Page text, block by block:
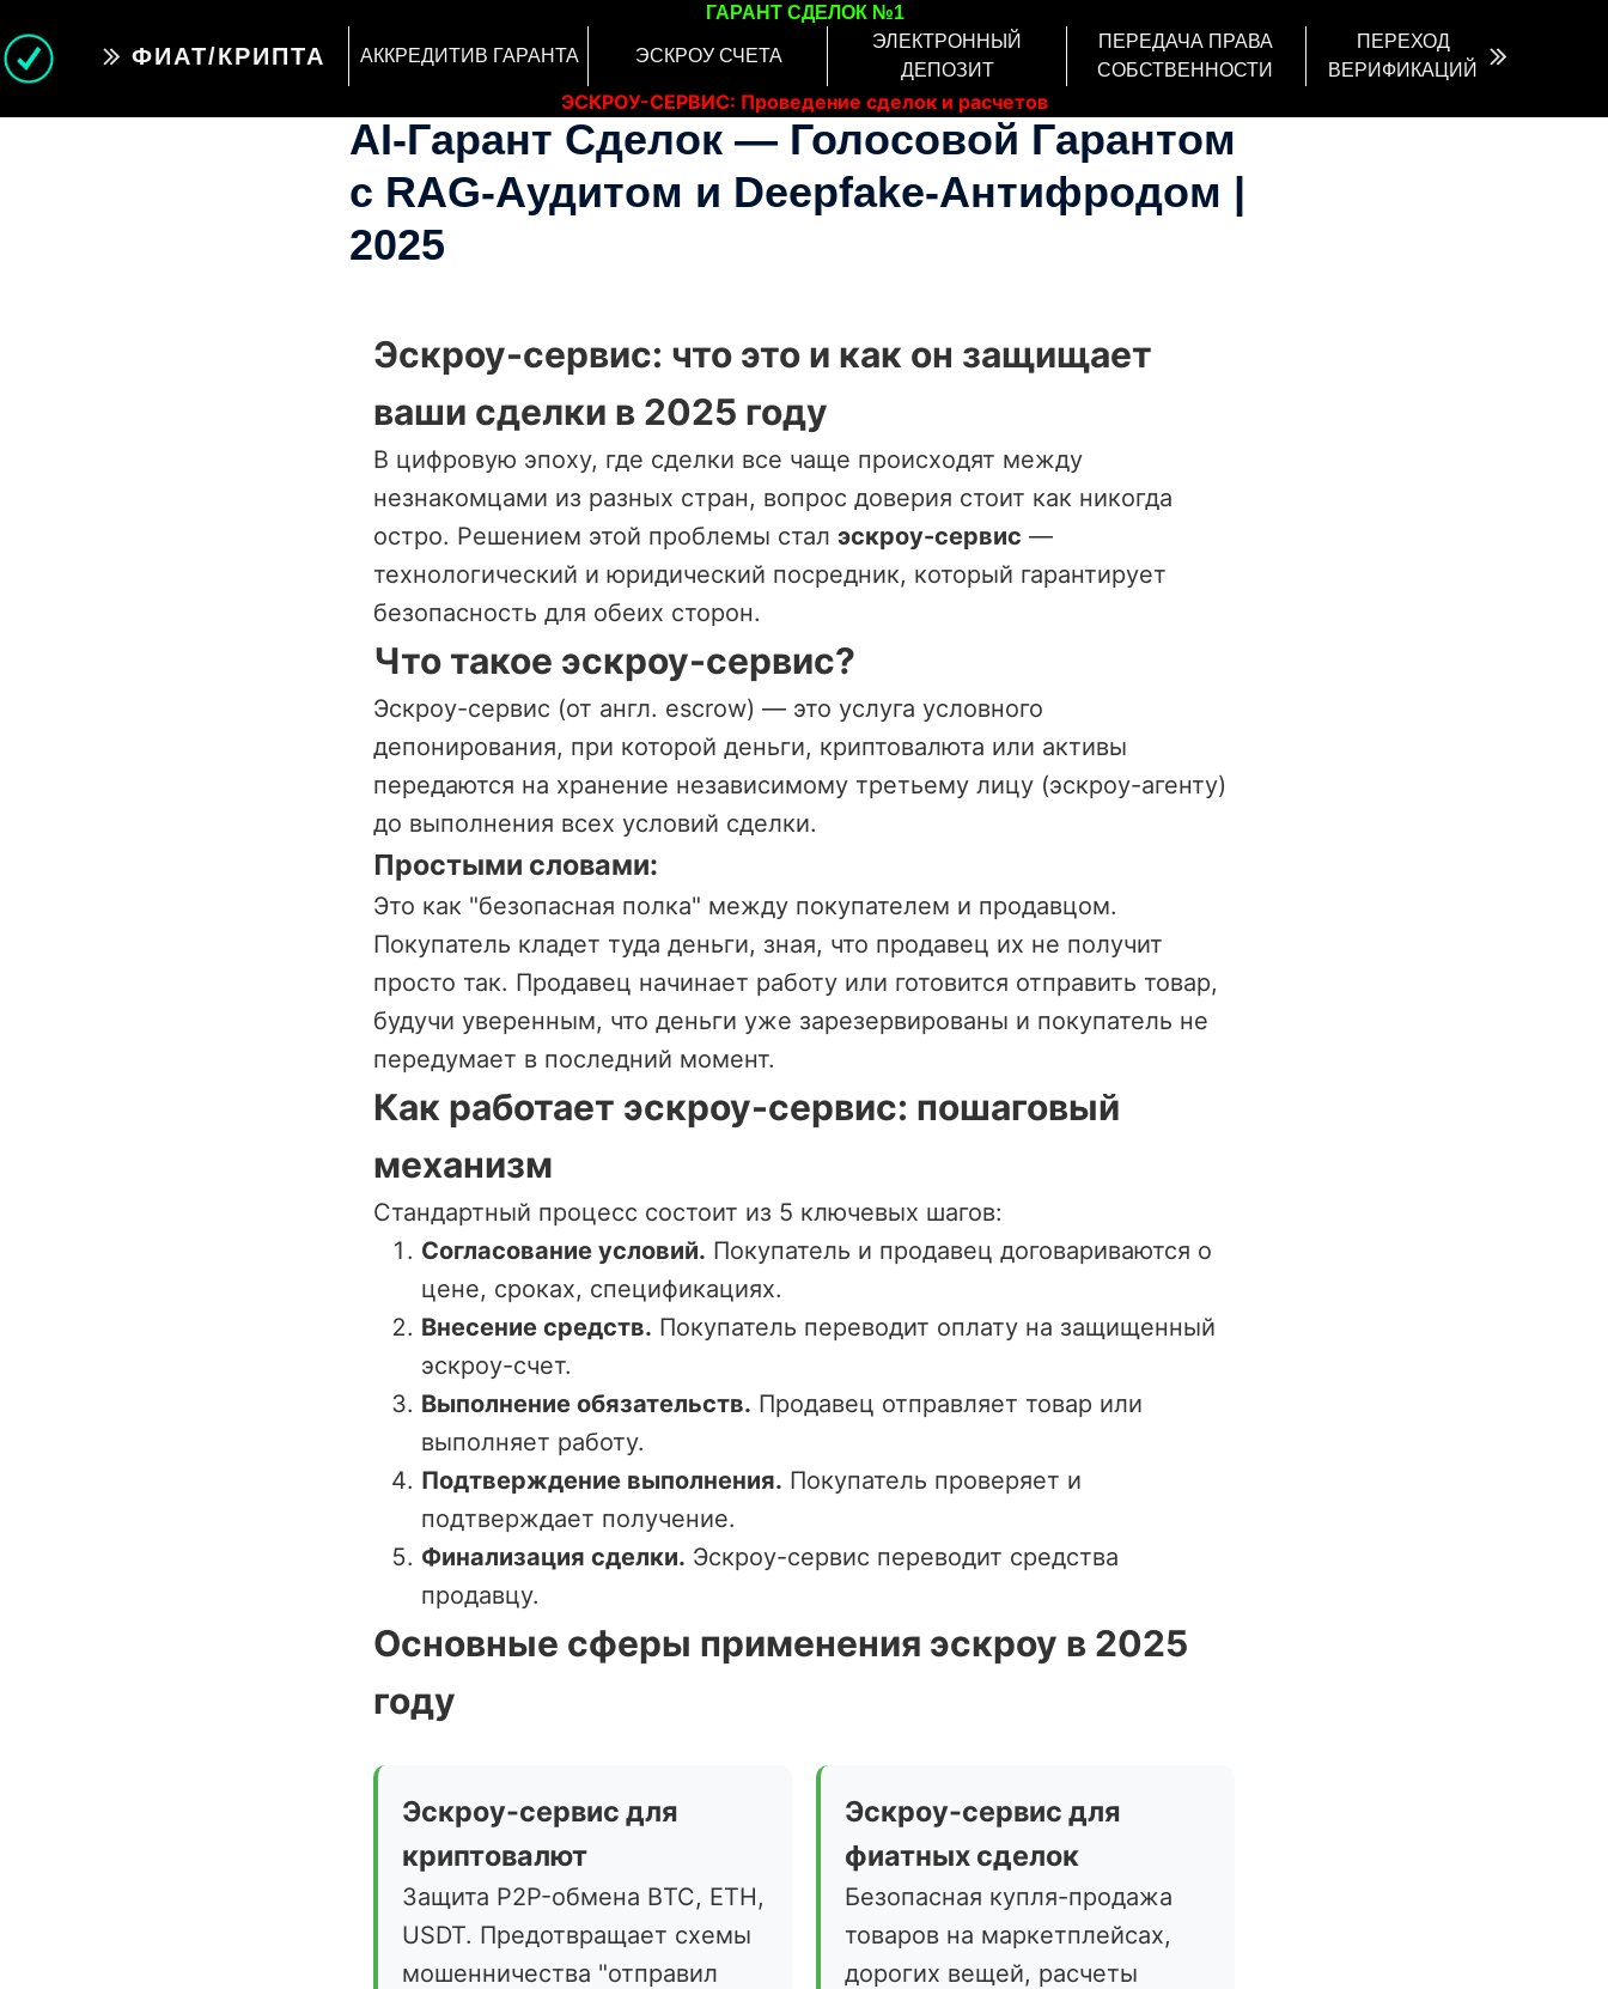
ФИАТ/КРИПТА АККРЕДИТИВ ГАРАНТА ЭСКРОУ СЧЕТА
ЭЛЕКТРОННЫЙ
ДЕПОЗИТ
ПЕРЕДАЧА ПРАВА
СОБСТВЕННОСТИ
ПЕРЕХОД
ВЕРИФИКАЦИЙ
ЭСКРОУ-СЕРВИС: Проведение сделок и расчетов
онлайн
ГАРАНТ СДЕЛОК №1
AI-Гарант Сделок — Голосовой Гарантом
с RAG-Аудитом и Deepfake-Антифродом |
2025
Эскроу-сервис: что это и как он защищает
ваши сделки в 2025 году
В цифровую эпоху, где сделки все чаще происходят между
незнакомцами из разных стран, вопрос доверия стоит как никогда
остро. Решением этой проблемы стал эскроу-сервис —
технологический и юридический посредник, который гарантирует
безопасность для обеих сторон.
Что такое эскроу-сервис?
Эскроу-сервис (от англ. escrow) — это услуга условного
депонирования, при которой деньги, криптовалюта или активы
передаются на хранение независимому третьему лицу (эскроу-агенту)
до выполнения всех условий сделки.
Простыми словами:
Это как "безопасная полка" между покупателем и продавцом.
Покупатель кладет туда деньги, зная, что продавец их не получит
просто так. Продавец начинает работу или готовится отправить товар,
будучи уверенным, что деньги уже зарезервированы и покупатель не
передумает в последний момент.
Как работает эскроу-сервис: пошаговый
механизм
Стандартный процесс состоит из 5 ключевых шагов:
Согласование условий. Покупатель и продавец договариваются о
цене, сроках, спецификациях.
Внесение средств. Покупатель переводит оплату на защищенный
эскроу-счет.
Выполнение обязательств. Продавец отправляет товар или
выполняет работу.
Подтверждение выполнения. Покупатель проверяет и
подтверждает получение.
Финализация сделки. Эскроу-сервис переводит средства
продавцу.
Основные сферы применения эскроу в 2025
году
Эскроу-сервис для
криптовалют
Защита P2P-обмена BTC, ETH,
USDT. Предотвращает схемы
мошенничества "отправил
Эскроу-сервис для
фиатных сделок
Безопасная купля-продажа
товаров на маркетплейсах,
дорогих вещей, расчеты